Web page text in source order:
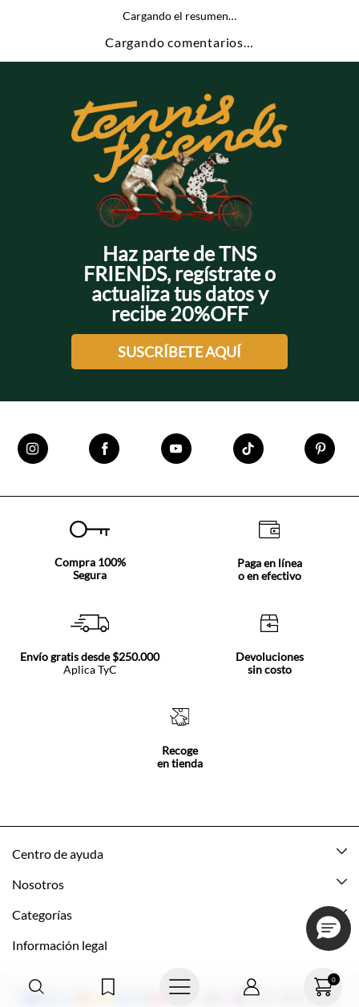
0
Cargando el resumen…
Cargando comentarios…
Haz parte de TNS
FRIENDS, regístrate o
actualiza tus datos y
recibe 20%OFF
SUSCRÍBETE AQUÍ
Compra 100%
Segura
Paga en línea
o en efectivo
Envío gratis desde $250.000
Aplica TyC
Devoluciones
sin costo
Recoge
en tienda
Centro de ayuda
Mis pedidos
Cómo comprar
Nosotros
Acerca de Tennis
Tns Friends
Categorías
Nuevo
Hombre
Información legal
Política de envio y devolución